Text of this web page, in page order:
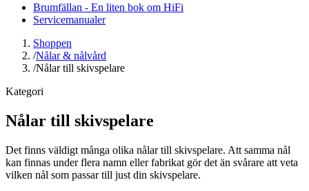
Brumfällan - En liten bok om HiFi
Servicemanualer
Shoppen
/Nålar & nålvård
/Nålar till skivspelare
Kategori
Nålar till skivspelare
Det finns väldigt många olika nålar till skivspelare. Att samma nål
kan finnas under flera namn eller fabrikat gör det än svårare att veta
vilken nål som passar till just din skivspelare.